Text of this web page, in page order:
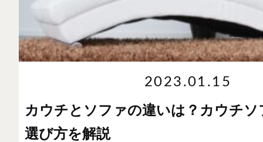
2023.01.15
カウチとソファの違いは？カウチ
選び方を解説